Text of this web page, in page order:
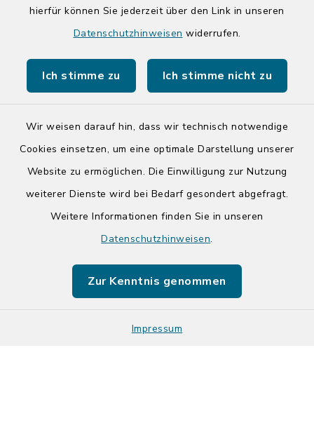
hierfür können Sie jederzeit über den Link in unseren
Datenschutzhinweisen widerrufen.
Ich stimme zu Ich stimme nicht zu
Wir weisen darauf hin, dass wir technisch notwendige
Cookies einsetzen, um eine optimale Darstellung unserer
Website zu ermöglichen. Die Einwilligung zur Nutzung
weiterer Dienste wird bei Bedarf gesondert abgefragt.
Weitere Informationen finden Sie in unseren
Datenschutzhinweisen.
Zur Kenntnis genommen
Impressum
Quicklinks
Tourist-Info der Stadt Bad Segeberg
Barrierefreiheit
Impressum
Sitemap